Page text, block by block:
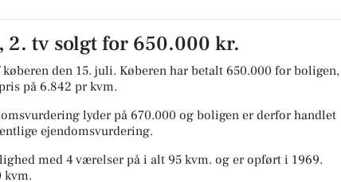
2. tv solgt for 650.000 kr.
den 15. juli. Køberen har betalt 650.000 for boligen,
på 6.842 pr kvm.
lyder på 670.000 og boligen er derfor handlet
ejendomsvurdering.
med 4 værelser på i alt 95 kvm. og er opført i 1969.
kvm.